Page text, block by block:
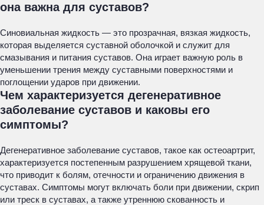
она важна для суставов?
Синовиальная жидкость — это прозрачная, вязкая жидкость,
которая выделяется суставной оболочкой и служит для
смазывания и питания суставов. Она играет важную роль в
уменьшении трения между суставными поверхностями и
поглощении ударов при движении.
Чем характеризуется дегенеративное
заболевание суставов и каковы его
симптомы?
Дегенеративное заболевание суставов, такое как остеоартрит,
характеризуется постепенным разрушением хрящевой ткани,
что приводит к болям, отечности и ограничению движения в
суставах. Симптомы могут включать боли при движении, скрип
или треск в суставах, а также утреннюю скованность и